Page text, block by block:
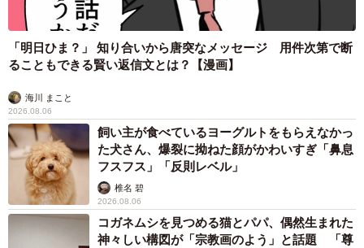
「明日ひま？」 知り合いから唐突なメッセージ 用件次第で断
ることもできる賢い返信文とは？【漫画】
海川 まこと
2026.08.06
飼い主が食べているヨーグルトをもらえなかっ
た犬さん、爆裂に拗ねた顔がかわいすぎ「鼻息
フスフス」「反則レベル」
椎名 碧
2026.08.06
コガネムシを見つめる猫とパパ、偶然生まれた
神々しい構図が「宗教画のよう」と話題 「尊